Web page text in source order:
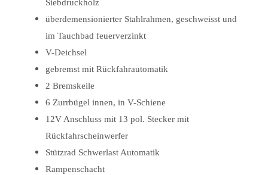
Siebdruckholz
überdemensionierter Stahlrahmen, geschweisst und
im Tauchbad feuerverzinkt
V-Deichsel
gebremst mit Rückfahrautomatik
2 Bremskeile
6 Zurrbügel innen, in V-Schiene
12V Anschluss mit 13 pol. Stecker mit
Rückfahrscheinwerfer
Stützrad Schwerlast Automatik
Rampenschacht